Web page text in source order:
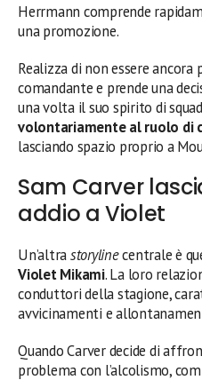
Herrmann comprende
una promozione.
Realizza di non essere
comandante e prende una
una volta il suo spirito di
volontariamente al ruolo di
lasciando spazio proprio a
Sam Carver
addio a Violet
Un’altrastorylinecentrale è
Violet Mikami. La loro
conduttori della stagione,
avvicinamenti e
Quando Carver decide di
problema con l’alcolismo,